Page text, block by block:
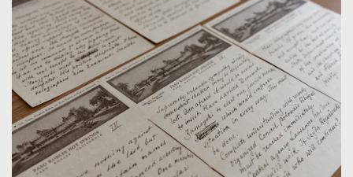
czytaj więcej o List Ignacego Jana Paderewskiego w zbiorach